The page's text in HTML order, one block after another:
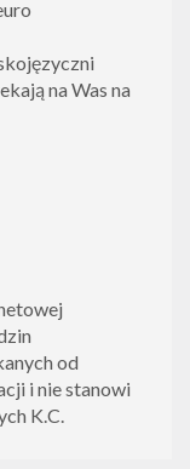
na Was na
od
i nie stanowi
K.C.